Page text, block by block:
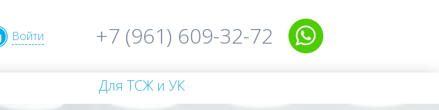
Войти +7 (961) 609-32-72
Для ТСЖ и УК